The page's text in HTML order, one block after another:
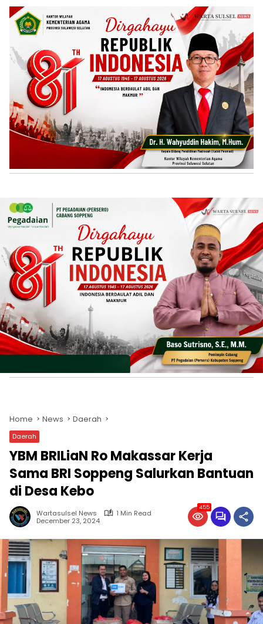
Home News Daerah
Daerah
YBM BRILiaN Ro Makassar Kerja
Sama BRI Soppeng Salurkan Bantuan
di Desa Kebo
Wartasulsel News
1 Min Read
December 23, 2024
455